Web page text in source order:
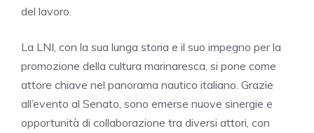
del lavoro.
La LNI, con la sua lunga storia e il suo impegno per la
promozione della cultura marinaresca, si pone come
attore chiave nel panorama nautico italiano. Grazie
all’evento al Senato, sono emerse nuove sinergie e
opportunità di collaborazione tra diversi attori, con